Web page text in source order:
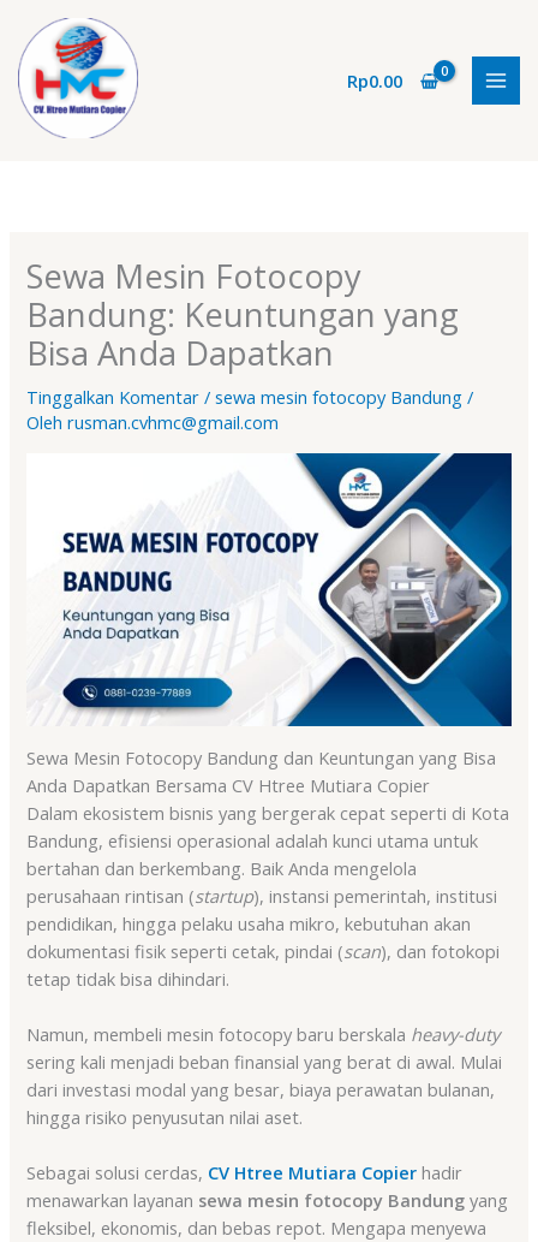
konten
Rp0.00
Sewa Mesin Fotocopy
Bandung: Keuntungan yang
Bisa Anda Dapatkan
Tinggalkan Komentar /sewa mesin fotocopy Bandung /
Olehrusman.cvhmc@gmail.com
Sewa Mesin Fotocopy Bandung dan Keuntungan yang Bisa
Anda Dapatkan Bersama CV Htree Mutiara Copier
Dalam ekosistem bisnis yang bergerak cepat seperti di Kota
Bandung, efisiensi operasional adalah kunci utama untuk
bertahan dan berkembang. Baik Anda mengelola
perusahaan rintisan (startup), instansi pemerintah, institusi
pendidikan, hingga pelaku usaha mikro, kebutuhan akan
dokumentasi fisik seperti cetak, pindai (scan), dan fotokopi
tetap tidak bisa dihindari.
Namun, membeli mesin fotocopy baru berskala heavy-duty
sering kali menjadi beban finansial yang berat di awal. Mulai
dari investasi modal yang besar, biaya perawatan bulanan,
hingga risiko penyusutan nilai aset.
Sebagai solusi cerdas, CV Htree Mutiara Copier hadir
menawarkan layanan sewa mesin fotocopy Bandung yang
fleksibel, ekonomis, dan bebas repot. Mengapa menyewa